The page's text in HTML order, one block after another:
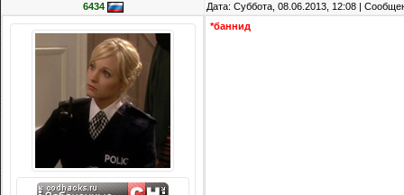
6434 Дата: Суббота, 08.06.2013, 12:08 |
*баннид